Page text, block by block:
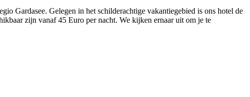
Gardasee. Gelegen in het schilderachtige vakantiegebied is ons hotel de
zijn vanaf 45 Euro per nacht. We kijken ernaar uit om je te